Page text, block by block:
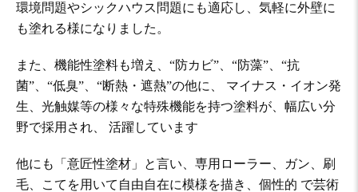
環境問題やシックハウス問題にも適応し、気軽に外壁に
も塗れる様になりました。
また、機能性塗料も増え、“防カビ”、“防藻”、“抗
菌”、“低臭”、“断熱・遮熱”の他に、 マイナス・イオン発
生、光触媒等の様々な特殊機能を持つ塗料が、幅広い分
野で採用され、 活躍しています
他にも「意匠性塗材」と言い、専用ローラー、ガン、刷
毛、こてを用いて自由自在に模様を描き、個性的 で芸術